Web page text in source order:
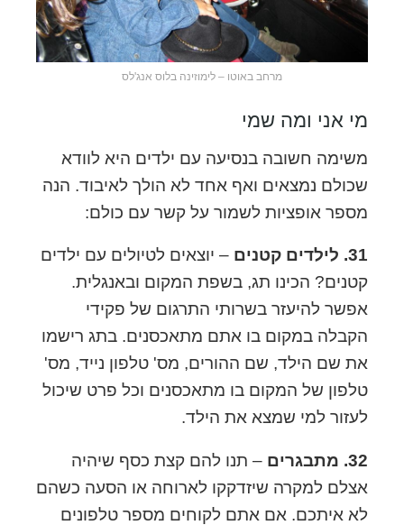
מרחב באוטו – לימוזינה בלוס אנג'לס
מי אני ומה שמי
משימה חשובה בנסיעה עם ילדים היא לוודא
שכולם נמצאים ואף אחד לא הולך לאיבוד. הנה
מספר אופציות לשמור על קשר עם כולם:
31. לילדים קטנים – יוצאים לטיולים עם ילדים
קטנים? הכינו תג, בשפת המקום ובאנגלית.
אפשר להיעזר בשרותי התרגום של פקידי
הקבלה במקום בו אתם מתאכסנים. בתג רישמו
את שם הילד, שם ההורים, מס' טלפון נייד, מס'
טלפון של המקום בו מתאכסנים וכל פרט שיכול
לעזור למי שמצא את הילד.
32. מתבגרים
– תנו להם קצת כסף שיהיה
אצלם למקרה שיזדקקו לארוחה או הסעה כשהם
לא איתכם. אם אתם לקוחים מספר טלפונים